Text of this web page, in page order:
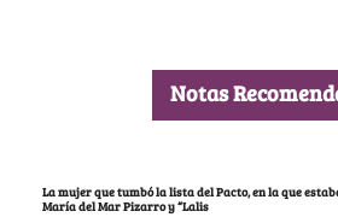
Notas
La mujer que tumbó la lista del Pacto, en la que
María del Mar Pizarro y “Lalis